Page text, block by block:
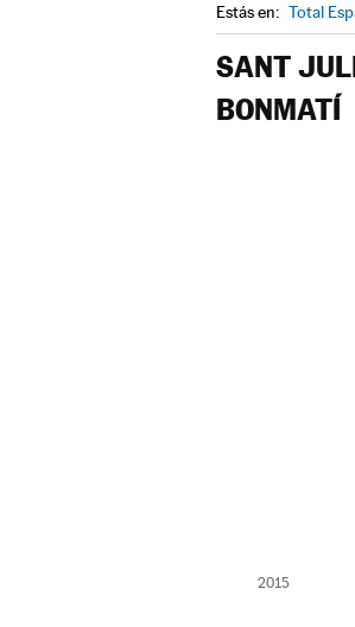
Estás en: Total
SANT
BONMATÍ
2015